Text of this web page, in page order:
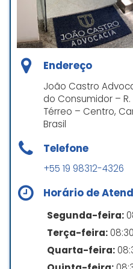
Espaço seguro
Necessário fazer
É recomendado
Se
Tenho um
eu decidir,
perguntou
assim”
via
processo,
Endereço
João Castro
do Consumidor – R.
Térreo – Centro,
Brasil
Telefone
+55 19 98312-4326
Horário de
Segunda-feira:
Terça-feira:
Quarta-feira: